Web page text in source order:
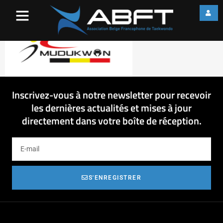
Inscrivez-vous à notre newsletter pour recevoir
les dernières actualités et mises à jour
directement dans votre boîte de réception.
S'ENREGISTRER